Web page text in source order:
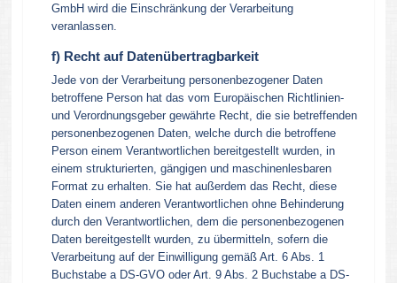
GmbH wird die Einschränkung der Verarbeitung
veranlassen.
f) Recht auf Datenübertragbarkeit
Jede von der Verarbeitung personenbezogener Daten
betroffene Person hat das vom Europäischen Richtlinien-
und Verordnungsgeber gewährte Recht, die sie betreffenden
personenbezogenen Daten, welche durch die betroffene
Person einem Verantwortlichen bereitgestellt wurden, in
einem strukturierten, gängigen und maschinenlesbaren
Format zu erhalten. Sie hat außerdem das Recht, diese
Daten einem anderen Verantwortlichen ohne Behinderung
durch den Verantwortlichen, dem die personenbezogenen
Daten bereitgestellt wurden, zu übermitteln, sofern die
Verarbeitung auf der Einwilligung gemäß Art. 6 Abs. 1
Buchstabe a DS-GVO oder Art. 9 Abs. 2 Buchstabe a DS-